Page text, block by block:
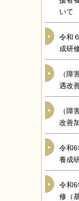
いて
令和
成研
（障
遇改
（障
改善
令和6
養成
令和6
修（